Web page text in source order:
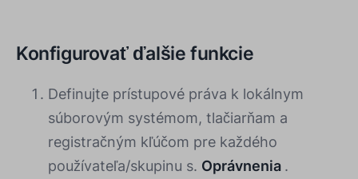
Konfigurovať ďalšie funkcie
Definujte prístupové práva k lokálnym
súborovým systémom, tlačiarňam a
registračným kľúčom pre každého
používateľa/skupinu s. Oprávnenia .